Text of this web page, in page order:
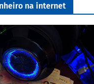
na internet